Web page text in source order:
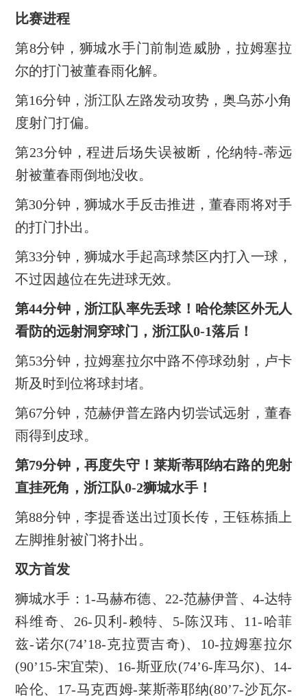
比赛进程
第8分钟，狮城水手门前制造威胁，拉姆塞拉
尔的打门被董春雨化解。
第16分钟，浙江队左路发动攻势，奥乌苏小角
度射门打偏。
第23分钟，程进后场失误被断，伦纳特-蒂远
射被董春雨倒地没收。
第30分钟，狮城水手反击推进，董春雨将对手
的打门扑出。
第33分钟，狮城水手起高球禁区内打入一球，
不过因越位在先进球无效。
第44分钟，浙江队率先丢球！哈伦禁区外无人
看防的远射洞穿球门，浙江队0-1落后！
第53分钟，拉姆塞拉尔中路不停球劲射，卢卡
斯及时到位将球封堵。
第67分钟，范赫伊普左路内切尝试远射，董春
雨得到皮球。
第79分钟，再度失守！莱斯蒂耶纳右路的兜射
直挂死角，浙江队0-2狮城水手！
第88分钟，李提香送出过顶长传，王钰栋插上
左脚推射被门将扑出。
双方首发
狮城水手：1-马赫布德、22-范赫伊普、4-达特
科维奇、26-贝利-赖特、5-陈汉玮、11-哈菲
兹-诺尔(74’18-克拉贾吉奇)、10-拉姆塞拉尔
(90’15-宋宜荣)、16-斯亚欣(74’6-库马尔)、14-
哈伦、17-马克西姆-莱斯蒂耶纳(80’7-沙瓦尔-